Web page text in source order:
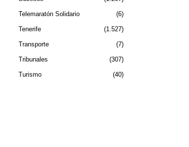
Telemaratón Solidario 6
Tenerife 1.527
Transporte 7
Tribunales 307
Turismo 40